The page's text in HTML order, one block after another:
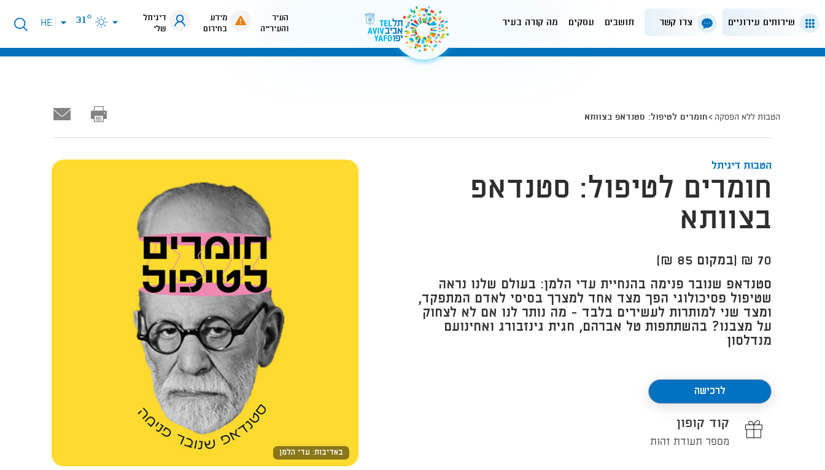
שירותים עירוניים צרו קשר תושבים עסקים מה קורה בעיר
העיר
והעירייה
מידע
בחירום
דיגיתל
שלי
31°
פתיחת
תפריט
HE
הטבות ללא הפסקה חומרים לטיפול: סטנדאפ בצוותא
באדיבות: עדי הלמן
הטבות דיגיתל
חומרים לטיפול: סטנדאפ
בצוותא
70 ₪ (במקום 85 ₪)
סטנדאפ שנובר פנימה בהנחיית עדי הלמן: ​בעולם שלנו נראה
שטיפול פסיכולוגי הפך מצד אחד למצרך בסיסי לאדם המתפקד,
ומצד שני למותרות לעשירים בלבד - מה נותר לנו אם לא לצחוק
על מצבנו? בהשתתפות טל אברהם, חגית גינזבורג ואחינועם
מנדלסון
לרכישה
קוד קופון
מספר תעודת זהות